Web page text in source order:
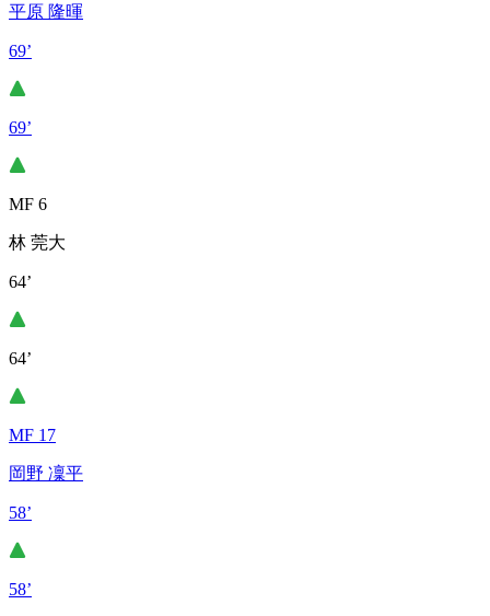
平原 隆暉
69’
69’
MF 6
林 莞大
64’
64’
MF 17
岡野 凜平
58’
58’